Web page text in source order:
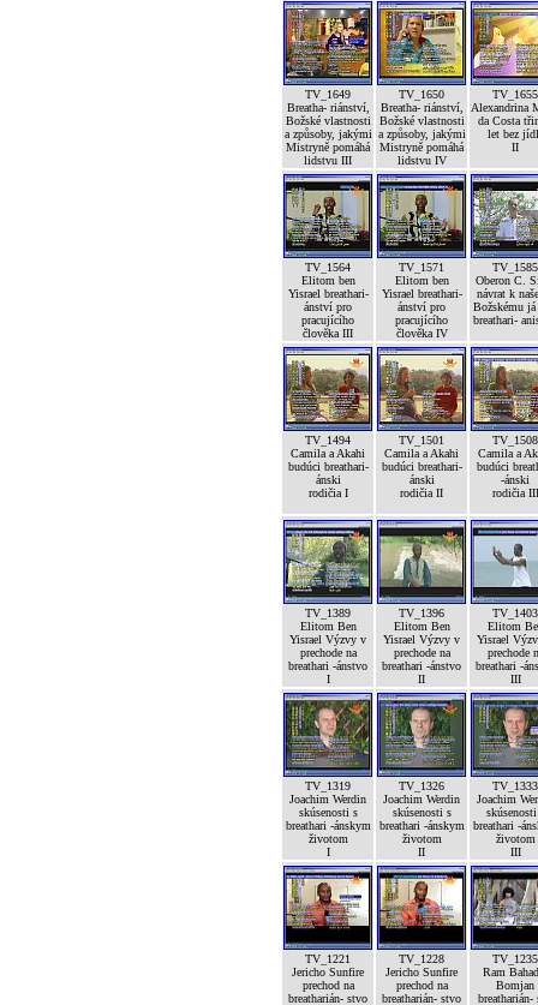
TV_1649
Breatha- riánství,
Božské vlastnosti
a způsoby, jakými
Mistryně pomáhá
lidstvu III
TV_1650
Breatha- riánství,
Božské vlastnosti
a způsoby, jakými
Mistryně pomáhá
lidstvu IV
TV_1655
Alexandrina
da Costa
let bez
II
TV_1564
Elitom ben
Yisrael breathari-
ánství pro
pracujícího
člověka III
TV_1571
Elitom ben
Yisrael breathari-
ánství pro
pracujícího
člověka IV
TV_1585
Oberon C.
návrat k
Božskému já
breathari-
TV_1494
Camila a Akahi
budúci breathari-
ánski
rodičia I
TV_1501
Camila a Akahi
budúci breathari-
ánski
rodičia II
TV_1508
Camila a
budúci
-ánski
rodičia III
TV_1389
Elitom Ben
Yisrael Výzvy v
prechode na
breathari -ánstvo
I
TV_1396
Elitom Ben
Yisrael Výzvy v
prechode na
breathari -ánstvo
II
TV_1403
Elitom
Yisrael
prechode
breathari -
III
TV_1319
Joachim Werdin
skúsenosti s
breathari -ánskym
životom
I
TV_1326
Joachim Werdin
skúsenosti s
breathari -ánskym
životom
II
TV_1333
Joachim
breathari -
životom
III
TV_1221
Jericho Sunfire
prechod na
breatharián- stvo
TV_1228
Jericho Sunfire
prechod na
breatharián- stvo
TV_1235
Ram
Bomjan
breatharián-